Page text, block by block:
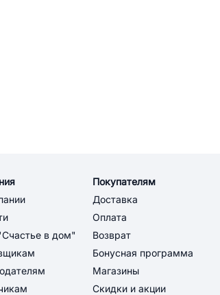
в дом"
Покупателям
Доставка
Оплата
Возврат
Бонусная программа
Магазины
Скидки и акции